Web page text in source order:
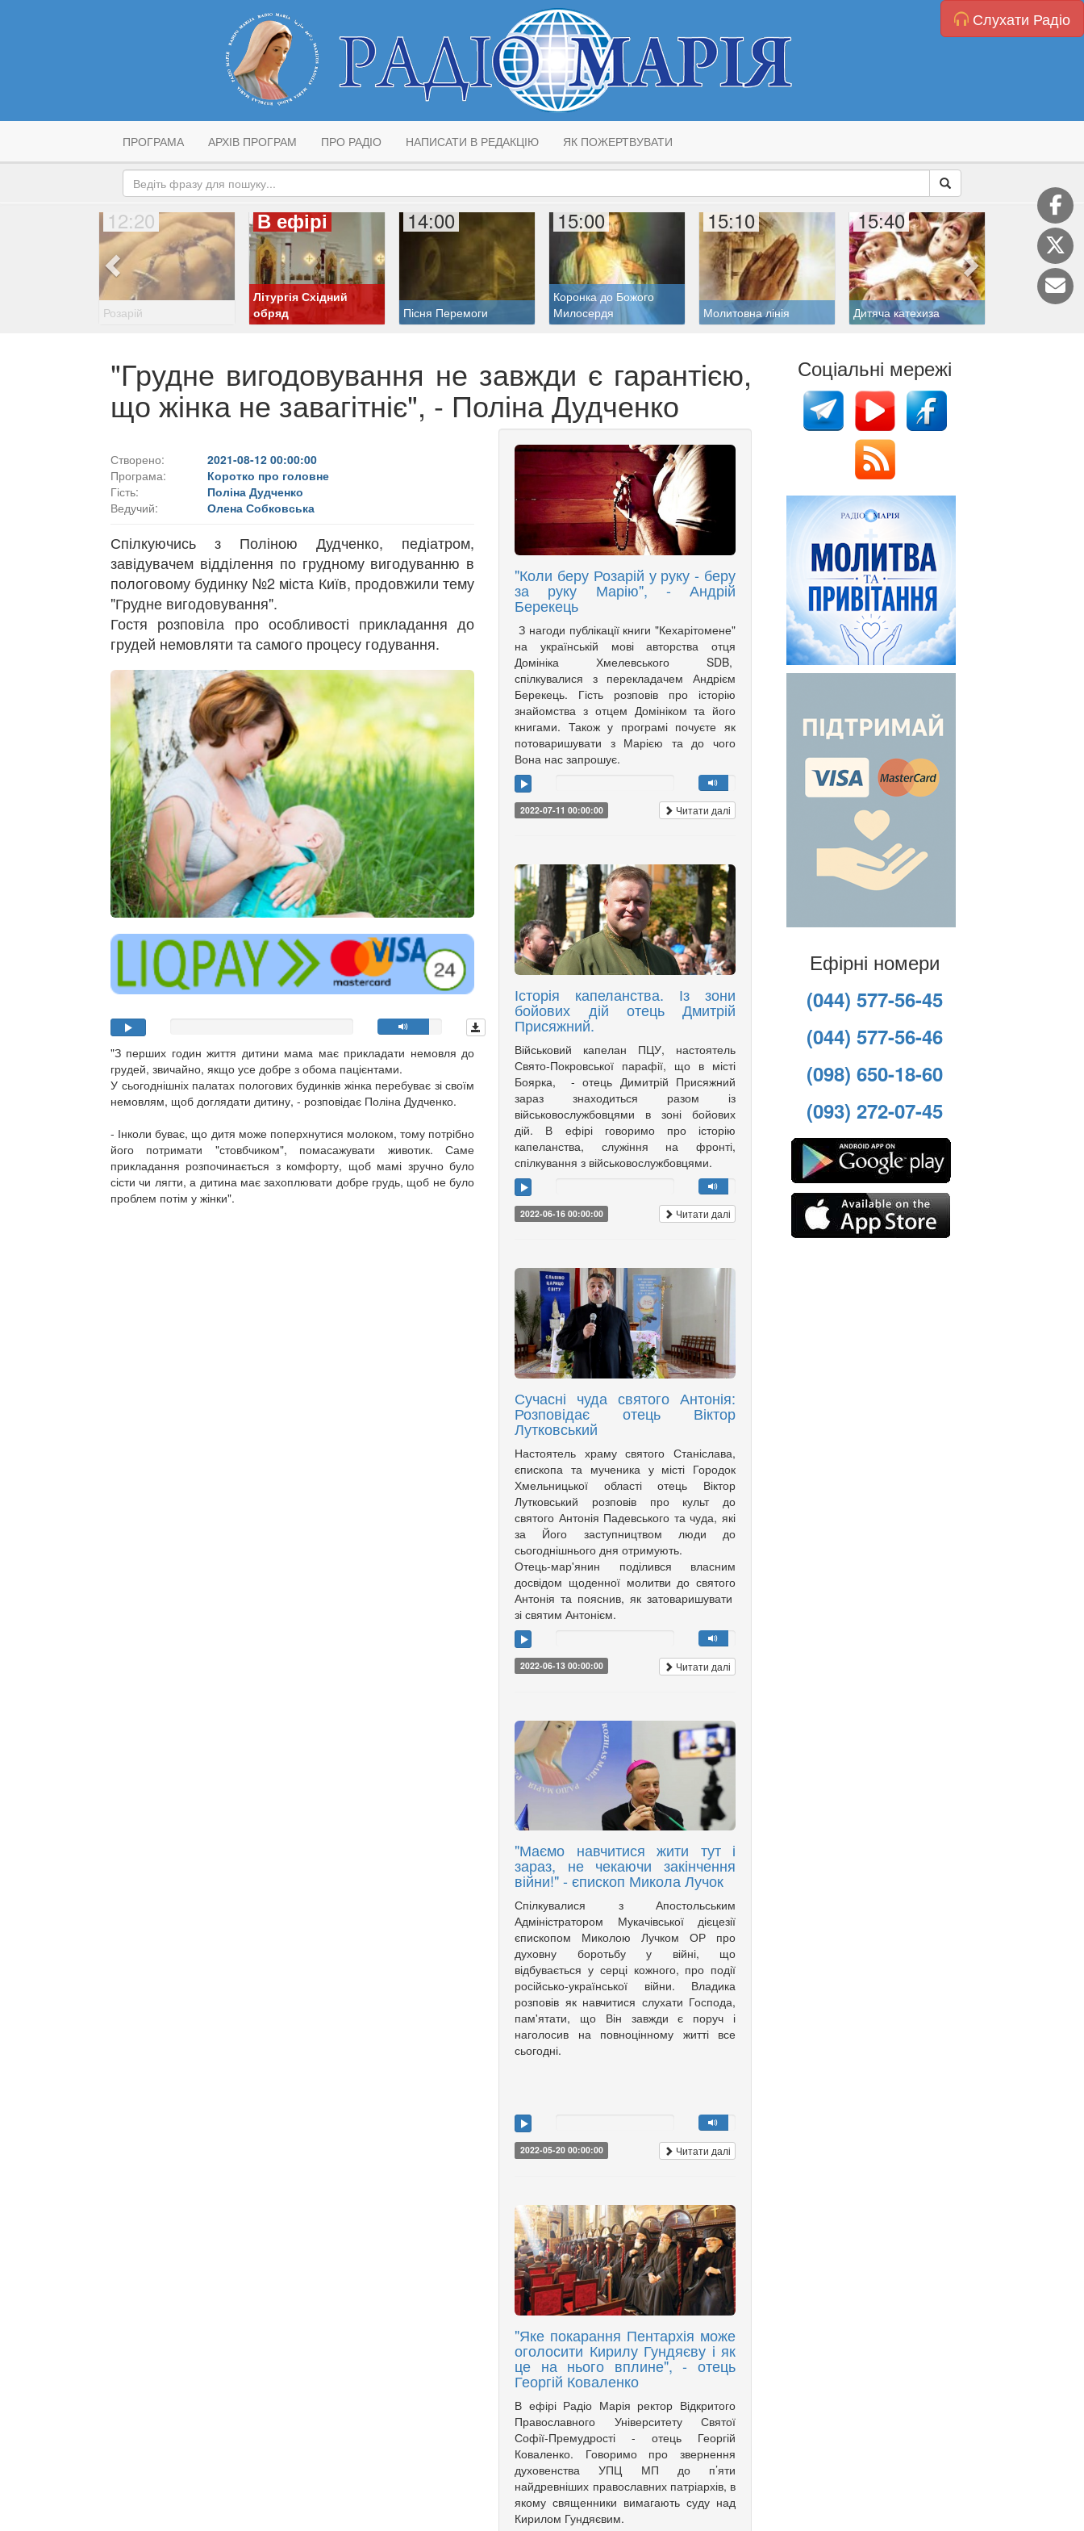
Слухати Радіо
ПРОГРАМА АРХІВ ПРОГРАМ ПРО РАДІО НАПИСАТИ В РЕДАКЦІЮ ЯК ПОЖЕРТВУВАТИ
12:20
Розарій
В ефірі
Літургія Східний
обряд
14:00
Пісня Перемоги
15:00
Коронка до Божого
Милосердя
15:10
Молитовна лінія
15:40
Дитяча катехиза
16:00
"Грудне вигодовування не завжди є гарантією,
що жінка не завагітніє", - Поліна Дудченко
Створено:
2021-08-12 00:00:00
Програма:
Коротко про головне
Гість:
Поліна Дудченко
Ведучий:
Олена Собковська
Спілкуючись з Поліною Дудченко, педіатром,
завідувачем відділення по грудному вигодуванню в
пологовому будинку №2 міста Київ, продовжили тему
"Грудне вигодовування".
Гостя розповіла про особливості прикладання до
грудей немовляти та самого процесу годування.
"З перших годин життя дитини мама має прикладати немовля до
грудей, звичайно, якщо усе добре з обома пацієнтами.
У сьогоднішніх палатах пологових будинків жінка перебуває зі своїм
немовлям, щоб доглядати дитину, - розповідає Поліна Дудченко.
- Інколи буває, що дитя може поперхнутися молоком, тому потрібно
його потримати "стовбчиком", помасажувати животик. Саме
прикладання розпочинається з комфорту, щоб мамі зручно було
сісти чи лягти, а дитина має захоплювати добре грудь, щоб не було
проблем потім у жінки".
"Коли беру Розарій у руку - беру
за руку Марію", - Андрій
Берекець
З нагоди публікації книги "Кехарітомене"
на українській мові авторства отця
Домініка Хмелевського SDB,
спілкувалися з перекладачем Андрієм
Берекець. Гість розповів про історію
знайомства з отцем Домініком та його
книгами. Також у програмі почуєте як
потоваришувати з Марією та до чого
Вона нас запрошує.
2022-07-11 00:00:00 Читати далі
Історія капеланства. Із зони
бойових дій отець Дмитрій
Присяжний.
Військовий капелан ПЦУ, настоятель
Свято-Покровської парафії, що в місті
Боярка, - отець Димитрій Присяжний
зараз знаходиться разом із
військовослужбовцями в зоні бойових
дій. В ефірі говоримо про історію
капеланства, служіння на фронті,
спілкування з військовослужбовцями.
2022-06-16 00:00:00 Читати далі
Сучасні чуда святого Антонія:
Розповідає отець Віктор
Лутковський
Настоятель храму святого Станіслава,
єпископа та мученика у місті Городок
Хмельницької області отець Віктор
Лутковський розповів про культ до
святого Антонія Падевського та чуда, які
за Його заступництвом люди до
сьогоднішнього дня отримують.
Отець-мар'янин поділився власним
досвідом щоденної молитви до святого
Антонія та пояснив, як затоваришувати
зі святим Антонієм.
2022-06-13 00:00:00 Читати далі
"Маємо навчитися жити тут і
зараз, не чекаючи закінчення
війни!" - єпископ Микола Лучок
Спілкувалися з Апостольським
Адміністратором Мукачівської дієцезії
єпископом Миколою Лучком ОР про
духовну боротьбу у війні, що
відбувається у серці кожного, про події
російсько-української війни. Владика
розповів як навчитися слухати Господа,
пам'ятати, що Він завжди є поруч і
наголосив на повноцінному житті все
сьогодні.
2022-05-20 00:00:00 Читати далі
"Яке покарання Пентархія може
оголосити Кирилу Гундяєву і як
це на нього вплине", - отець
Георгій Коваленко
В ефірі Радіо Марія ректор Відкритого
Православного Університету Святої
Софії-Премудрості - отець Георгій
Коваленко. Говоримо про звернення
духовенства УПЦ МП до п’яти
найдревніших православних патріархів, в
якому священники вимагають суду над
Кирилом Гундяєвим.
Соціальні мережі
Ефірні номери
(044) 577-56-45
(044) 577-56-46
(098) 650-18-60
(093) 272-07-45